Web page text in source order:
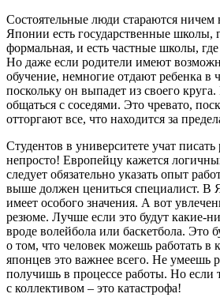
Состоятельные люди стараются ничем
Японии есть государственные школы,
формальная, и есть частные школы,
Но даже если родители имеют
обучение, немногие отдают ребенка в
поскольку он выпадет из своего
общаться с соседями. Это чревато,
отторгают все, что находится за
Студентов в университете учат
непросто! Европейцу кажется
следует обязательно указать опыт
выше должен цениться специалист. В
имеет особого значения. А вот
резюме. Лучше если это будут какие-
вроде волейбола или баскетбола. Это
о том, что человек можешь работать в
японцев это важнее всего. Не умеешь
получишь в процессе работы. Но если
с коллективом – это катастрофа!